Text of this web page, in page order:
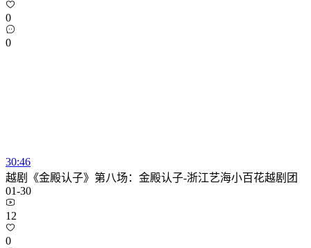
0
0
30:46
越剧《金殿认子》第八场：金殿认子-浙江艺海小百花越剧团
01-30
12
0